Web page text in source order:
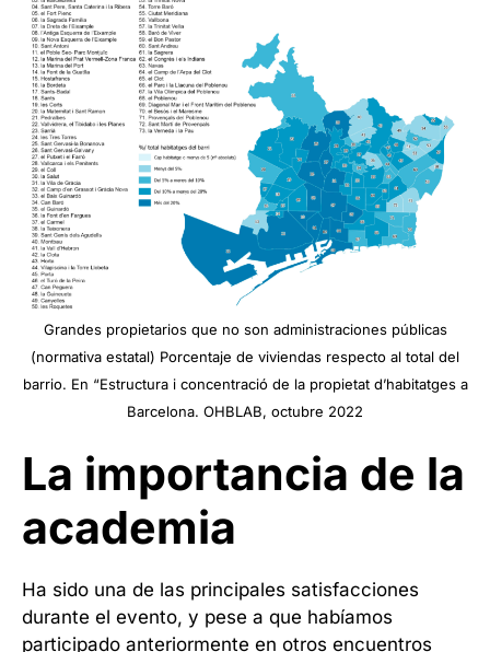
Grandes propietarios que no son administraciones públicas
(normativa estatal) Porcentaje de viviendas respecto al total del
barrio. En “Estructura i concentració de la propietat d’habitatges a
Barcelona. OHBLAB, octubre 2022
La importancia de la
academia
Ha sido una de las principales satisfacciones
durante el evento, y pese a que habíamos
participado anteriormente en otros encuentros